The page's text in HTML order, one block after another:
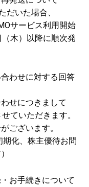
だいた場合、
サービス利用開始
木）以降に順次発
わせに対する回答
せにつきまして
ていただきます。
ございます。
期化、株主優待お問
お手続きについて